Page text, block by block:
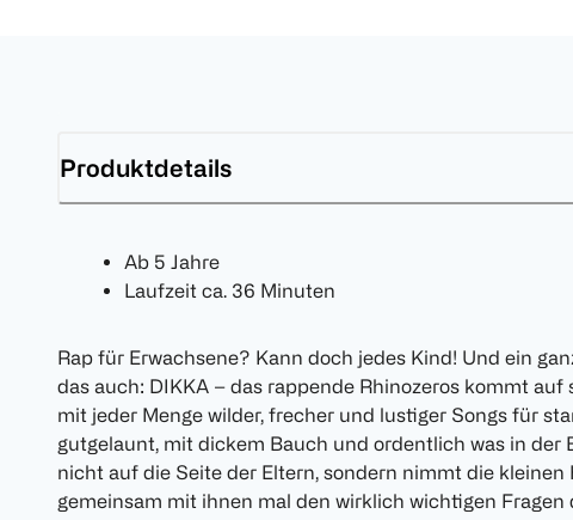
Produktdetails
Ab 5 Jahre
Laufzeit ca. 36 Minuten
Rap für Erwachsene? Kann doch jedes Kind! Und ein
das auch: DIKKA – das rappende Rhinozeros kommt auf
mit jeder Menge wilder, frecher und lustiger Songs für
gutgelaunt, mit dickem Bauch und ordentlich was in der
nicht auf die Seite der Eltern, sondern nimmt die kleinen
gemeinsam mit ihnen mal den wirklich wichtigen Fragen